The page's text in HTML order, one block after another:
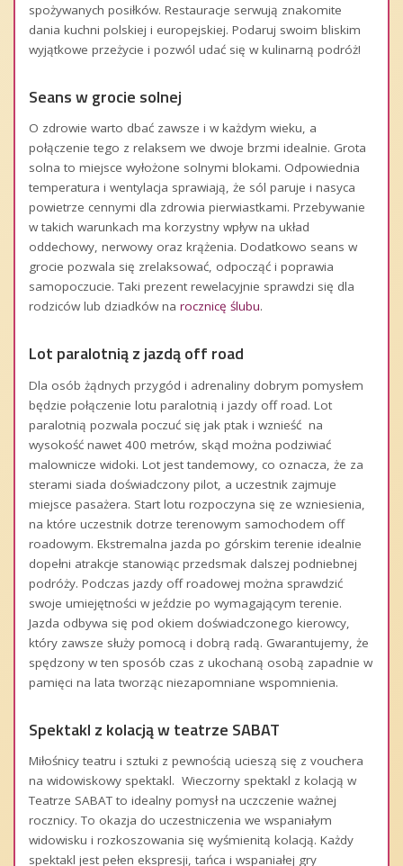
spożywanych posiłków. Restauracje serwują znakomite
dania kuchni polskiej i europejskiej. Podaruj swoim bliskim
wyjątkowe przeżycie i pozwól udać się w kulinarną podróż!
Seans w grocie solnej
O zdrowie warto dbać zawsze i w każdym wieku, a
połączenie tego z relaksem we dwoje brzmi idealnie. Grota
solna to miejsce wyłożone solnymi blokami. Odpowiednia
temperatura i wentylacja sprawiają, że sól paruje i nasyca
powietrze cennymi dla zdrowia pierwiastkami. Przebywanie
w takich warunkach ma korzystny wpływ na układ
oddechowy, nerwowy oraz krążenia. Dodatkowo seans w
grocie pozwala się zrelaksować, odpocząć i poprawia
samopoczucie. Taki prezent rewelacyjnie sprawdzi się dla
rodziców lub dziadków na rocznicę ślubu.
Lot paralotnią z jazdą off road
Dla osób żądnych przygód i adrenaliny dobrym pomysłem
będzie połączenie lotu paralotnią i jazdy off road. Lot
paralotnią pozwala poczuć się jak ptak i wznieść na
wysokość nawet 400 metrów, skąd można podziwiać
malownicze widoki. Lot jest tandemowy, co oznacza, że za
sterami siada doświadczony pilot, a uczestnik zajmuje
miejsce pasażera. Start lotu rozpoczyna się ze wzniesienia,
na które uczestnik dotrze terenowym samochodem off
roadowym. Ekstremalna jazda po górskim terenie idealnie
dopełni atrakcje stanowiąc przedsmak dalszej podniebnej
podróży. Podczas jazdy off roadowej można sprawdzić
swoje umiejętności w jeździe po wymagającym terenie.
Jazda odbywa się pod okiem doświadczonego kierowcy,
który zawsze służy pomocą i dobrą radą. Gwarantujemy, że
spędzony w ten sposób czas z ukochaną osobą zapadnie w
pamięci na lata tworząc niezapomniane wspomnienia.
Spektakl z kolacją w teatrze SABAT
Miłośnicy teatru i sztuki z pewnością ucieszą się z vouchera
na widowiskowy spektakl. Wieczorny spektakl z kolacją w
Teatrze SABAT to idealny pomysł na uczczenie ważnej
rocznicy. To okazja do uczestniczenia we wspaniałym
widowisku i rozkoszowania się wyśmienitą kolacją. Każdy
spektakl jest pełen ekspresji, tańca i wspaniałej gry